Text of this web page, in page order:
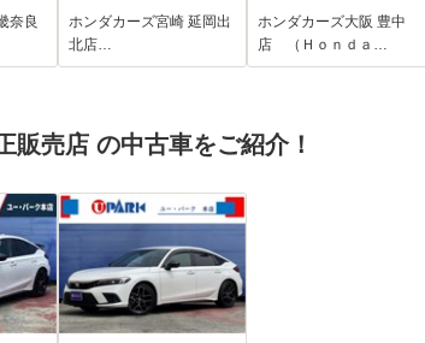
接
ン
イ
シ
奈良
ホンダカーズ宮崎 延岡出
北店…
インチナビ(VXM-
234VFi) フルセグ
リアカメラ ETC
電動ドア シートヒ
ホンダカーズ大阪 豊中
店 （Ｈｏｎｄａ…
売店 の中古車をご紹介！